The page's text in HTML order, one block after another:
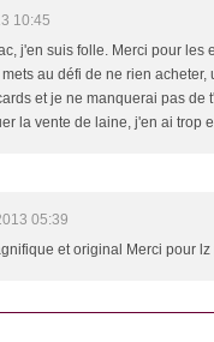
10:45
j'en suis folle. Merci pour les
au défi de ne rien
et je ne manquerai pas de
la vente de laine, j'en ai trop
05:39
et original Merci pour lz